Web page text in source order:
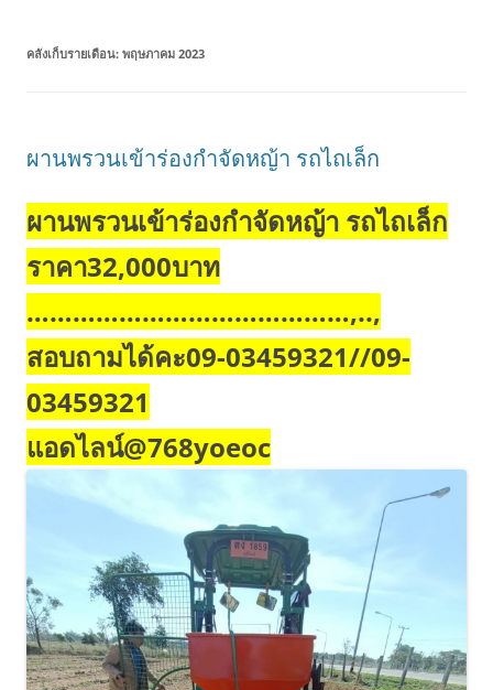
คลังเก็บรายเดือน: พฤษภาคม 2023
ผานพรวนเข้าร่องกำจัดหญ้า รถไถเล็ก
ผานพรวนเข้าร่องกำจัดหญ้า รถไถเล็ก
ราคา32,000บาท
……………………………………,..,
สอบถามได้คะ09-03459321//09-
03459321
แอดไลน์@768yoeoc